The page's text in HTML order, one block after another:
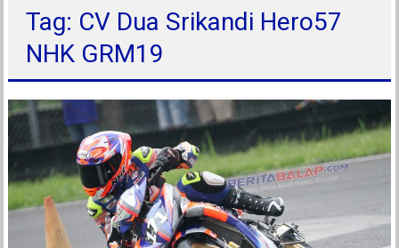
Tag: CV Dua Srikandi Hero57
NHK GRM19